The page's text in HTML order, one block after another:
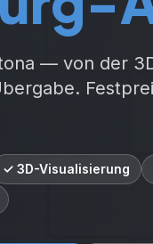
— von der
✓ 3D-Visualisierung